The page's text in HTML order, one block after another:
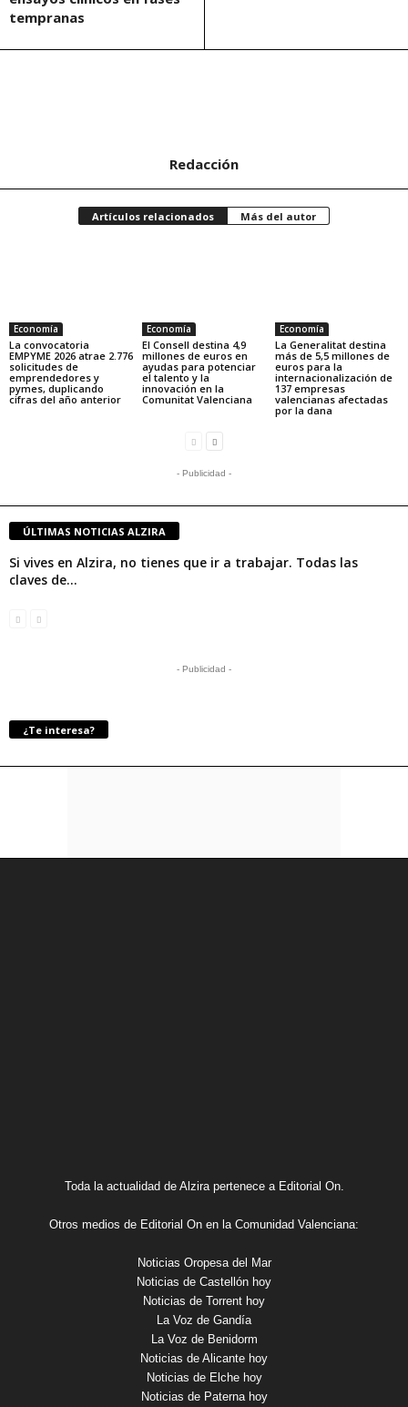
tempranas
Redacción
Artículos relacionados Más del autor
Economía
La convocatoria
EMPYME 2026 atrae 2.776
solicitudes de
emprendedores y
pymes, duplicando
cifras del año anterior
Economía
El Consell destina 4,9
millones de euros en
ayudas para potenciar
el talento y la
innovación en la
Comunitat Valenciana
Economía
La Generalitat destina
más de 5,5 millones de
euros para la
internacionalización de
137 empresas
valencianas afectadas
por la dana
- Publicidad -
ÚLTIMAS NOTICIAS ALZIRA
Si vives en Alzira, no tienes que ir a trabajar. Todas las
claves de...
- Publicidad -
¿Te interesa?
Toda la actualidad de Alzira pertenece a Editorial On.
Otros medios de Editorial On en la Comunidad Valenciana:
Noticias Oropesa del Mar
Noticias de Castellón hoy
Noticias de Torrent hoy
La Voz de Gandía
La Voz de Benidorm
Noticias de Alicante hoy
Noticias de Elche hoy
Noticias de Paterna hoy